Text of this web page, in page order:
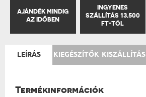
AJÁNDÉK MINDIG
AZ IDŐBEN
INGYENES
SZÁLLÍTÁS 13,500
FT-TÓL
LEÍRÁS KIEGÉSZÍTŐK KISZÁLLÍTÁS
Termékinformációk